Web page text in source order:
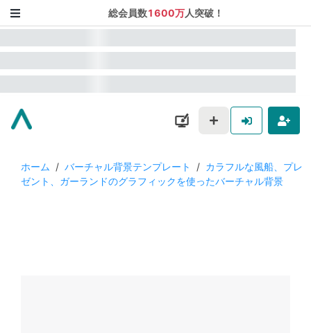
総会員数1600万人突破！
ホーム / バーチャル背景テンプレート / カラフルな風船、プレ
ゼント、ガーランドのグラフィックを使ったバーチャル背景